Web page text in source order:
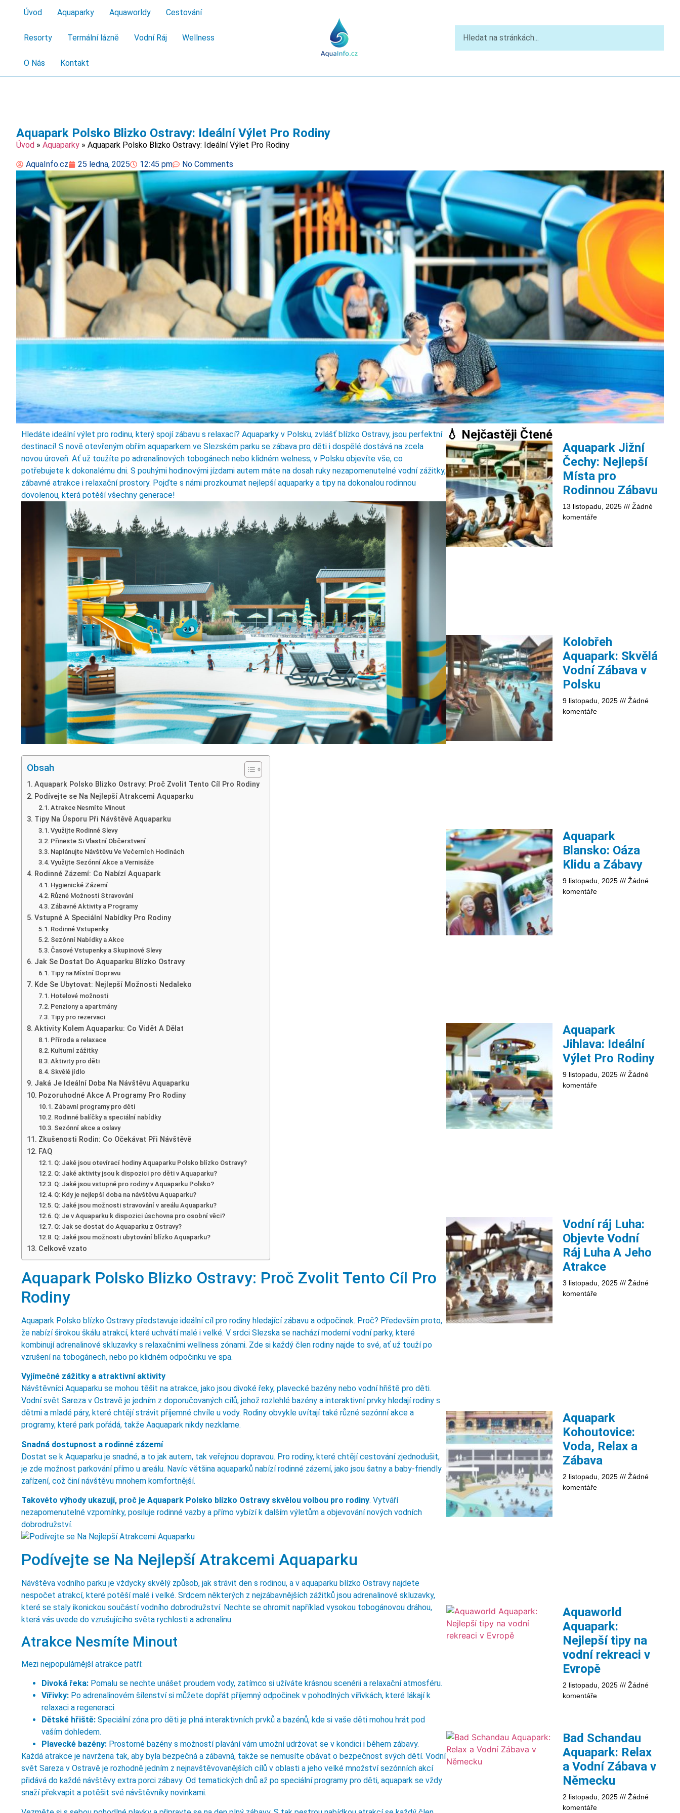
Úvod Aquaparky Aquaworldy Cestování
Resorty Termální lázně Vodní Ráj Wellness
O Nás Kontakt
Aquapark Polsko Blizko Ostravy: Ideální Výlet Pro Rodiny
Úvod » Aquaparky » Aquapark Polsko Blizko Ostravy: Ideální Výlet Pro Rodiny
AquaInfo.cz 25 ledna, 2025 12:45 pm No Comments
Hledáte ideální výlet pro rodinu, který spojí zábavu s relaxací? Aquaparky v Polsku, zvlášť blízko Ostravy, jsou perfektní
destinací! S nově otevřeným obřím aquaparkem ve Slezském parku se zábava pro děti i dospělé dostává na zcela
novou úroveň. Ať už toužíte po adrenalinových tobogánech nebo klidném welness, v Polsku objevíte vše, co
potřebujete k dokonalému dni. S pouhými hodinovými jízdami autem máte na dosah ruky nezapomenutelné vodní zážitky,
zábavné atrakce i relaxační prostory. Pojďte s námi prozkoumat nejlepší aquaparky a tipy na dokonalou rodinnou
dovolenou, která potěší všechny generace!
Obsah
Aquapark Polsko Blizko Ostravy: Proč Zvolit Tento Cíl Pro Rodiny
Podívejte se Na Nejlepší Atrakcemi Aquaparku
Atrakce Nesmíte Minout
Tipy Na Úsporu Při Návštěvě Aquaparku
Využijte Rodinné Slevy
Přineste Si Vlastní Občerstvení
Naplánujte Návštěvu Ve Večerních Hodinách
Využijte Sezónní Akce a Vernisáže
Rodinné Zázemí: Co Nabízí Aquapark
Hygienické Zázemí
Různé Možnosti Stravování
Zábavné Aktivity a Programy
Vstupné A Speciální Nabídky Pro Rodiny
Rodinné Vstupenky
Sezónní Nabídky a Akce
Časové Vstupenky a Skupinové Slevy
Jak Se Dostat Do Aquaparku Blízko Ostravy
Tipy na Místní Dopravu
Kde Se Ubytovat: Nejlepší Možnosti Nedaleko
Hotelové možnosti
Penziony a apartmány
Tipy pro rezervaci
Aktivity Kolem Aquaparku: Co Vidět A Dělat
Příroda a relaxace
Kulturní zážitky
Aktivity pro děti
Skvělé jídlo
Jaká Je Ideální Doba Na Návštěvu Aquaparku
Pozoruhodné Akce A Programy Pro Rodiny
Zábavní programy pro děti
Rodinné balíčky a speciální nabídky
Sezónní akce a oslavy
Zkušenosti Rodin: Co Očekávat Při Návštěvě
FAQ
Q: Jaké jsou otevírací hodiny Aquaparku Polsko blízko Ostravy?
Q: Jaké aktivity jsou k dispozici pro děti v Aquaparku?
Q: Jaké jsou vstupné pro rodiny v Aquaparku Polsko?
Q: Kdy je nejlepší doba na návštěvu Aquaparku?
Q: Jaké jsou možnosti stravování v areálu Aquaparku?
Q: Je v Aquaparku k dispozici úschovna pro osobní věci?
Q: Jak se dostat do Aquaparku z Ostravy?
Q: Jaké jsou možnosti ubytování blízko Aquaparku?
Celkově vzato
Aquapark Polsko Blizko Ostravy: Proč Zvolit Tento Cíl Pro
Rodiny
Aquapark Polsko blízko Ostravy představuje ideální cíl pro rodiny hledající zábavu a odpočinek. Proč? Především proto,
že nabízí širokou škálu atrakcí, které uchvátí malé i velké. V srdci Slezska se nachází moderní vodní parky, které
kombinují adrenalinové skluzavky s relaxačními wellness zónami. Zde si každý člen rodiny najde to své, ať už touží po
vzrušení na tobogánech, nebo po klidném odpočinku ve spa.
Vyjímečné zážitky a atraktivní aktivity
Návštěvníci Aquaparku se mohou těšit na atrakce, jako jsou divoké řeky, plavecké bazény nebo vodní hřiště pro děti.
Vodní svět Sareza v Ostravě je jedním z doporučovaných cílů, jehož rozlehlé bazény a interaktivní prvky hledají rodiny s
dětmi a mladé páry, které chtějí strávit příjemné chvíle u vody. Rodiny obvykle uvítají také různé sezónní akce a
programy, které park pořádá, takže Aaquapark nikdy nezklame.
Snadná dostupnost a rodinné zázemí
Dostat se k Aquaparku je snadné, a to jak autem, tak veřejnou dopravou. Pro rodiny, které chtějí cestování zjednodušit,
je zde možnost parkování přímo u areálu. Navíc většina aquaparků nabízí rodinné zázemí, jako jsou šatny a baby-friendly
zařízení, což činí návštěvu mnohem komfortnější.
Takovéto výhody ukazují, proč je Aquapark Polsko blízko Ostravy skvělou volbou pro rodiny. Vytváří
nezapomenutelné vzpomínky, posiluje rodinné vazby a přímo vybízí k dalším výletům a objevování nových vodních
dobrodružství.
Podívejte se Na Nejlepší Atrakcemi Aquaparku
Návštěva vodního parku je vždycky skvělý způsob, jak strávit den s rodinou, a v aquaparku blízko Ostravy najdete
nespočet atrakcí, které potěší malé i velké. Srdcem některých z nejzábavnějších zážitků jsou adrenalinové skluzavky,
které se staly ikonickou součástí vodního dobrodružství. Nechte se ohromit například vysokou tobogánovou dráhou,
která vás uvede do vzrušujícího světa rychlosti a adrenalinu.
Atrakce Nesmíte Minout
Mezi nejpopulárnější atrakce patří:
Divoká řeka: Pomalu se nechte unášet proudem vody, zatímco si užíváte krásnou scenérii a relaxační atmosféru.
Vířivky: Po adrenalinovém šílenství si můžete dopřát příjemný odpočinek v pohodlných vířivkách, které lákají k
relaxaci a regeneraci.
Dětské hřiště: Speciální zóna pro děti je plná interaktivních prvků a bazénů, kde si vaše děti mohou hrát pod
vaším dohledem.
Plavecké bazény: Prostorné bazény s možností plavání vám umožní udržovat se v kondici i během zábavy.
Každá atrakce je navržena tak, aby byla bezpečná a zábavná, takže se nemusíte obávat o bezpečnost svých dětí. Vodní
svět Sareza v Ostravě je rozhodně jedním z nejnavštěvovanějších cílů v oblasti a jeho velké množství sezónních akcí
přidává do každé návštěvy extra porci zábavy. Od tematických dnů až po speciální programy pro děti, aquapark se vždy
snaží překvapit a potěšit své návštěvníky novinkami.
💧 Nejčastěji Čtené
Aquapark Jižní
Čechy: Nejlepší
Místa pro
Rodinnou Zábavu
13 listopadu, 2025
Žádné
komentáře
Kolobřeh
Aquapark: Skvělá
Vodní Zábava v
Polsku
9 listopadu, 2025
Žádné
komentáře
Aquapark
Blansko: Oáza
Klidu a Zábavy
9 listopadu, 2025
Žádné
komentáře
Aquapark
Jihlava: Ideální
Výlet Pro Rodiny
9 listopadu, 2025
Žádné
komentáře
Vodní ráj Luha:
Objevte Vodní
Ráj Luha A Jeho
Atrakce
3 listopadu, 2025
Žádné
komentáře
Aquapark
Kohoutovice:
Voda, Relax a
Zábava
2 listopadu, 2025
Žádné
komentáře
Aquaworld
Aquapark:
Nejlepší tipy na
vodní rekreaci v
Evropě
2 listopadu, 2025
Žádné
komentáře
Bad Schandau
Aquapark: Relax
a Vodní Zábava v
Německu
2 listopadu, 2025
Žádné
komentáře